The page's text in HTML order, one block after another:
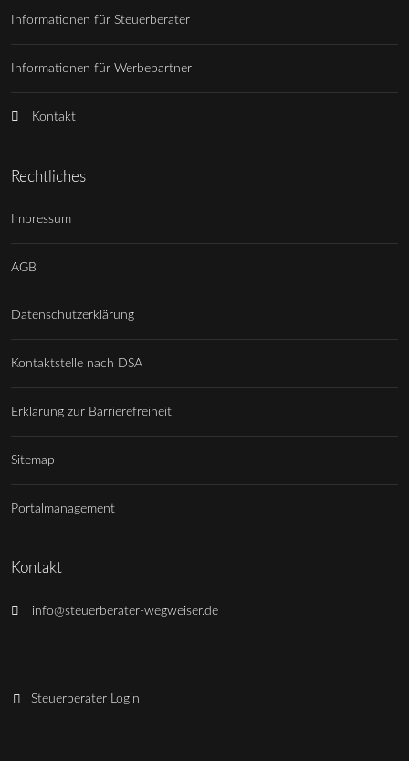
Informationen für Steuerberater
Informationen für Werbepartner
Kontakt
Rechtliches
Impressum
AGB
Datenschutzerklärung
Kontaktstelle nach DSA
Erklärung zur Barrierefreiheit
Sitemap
Portalmanagement
Kontakt
info@steuerberater-wegweiser.de
Steuerberater Login